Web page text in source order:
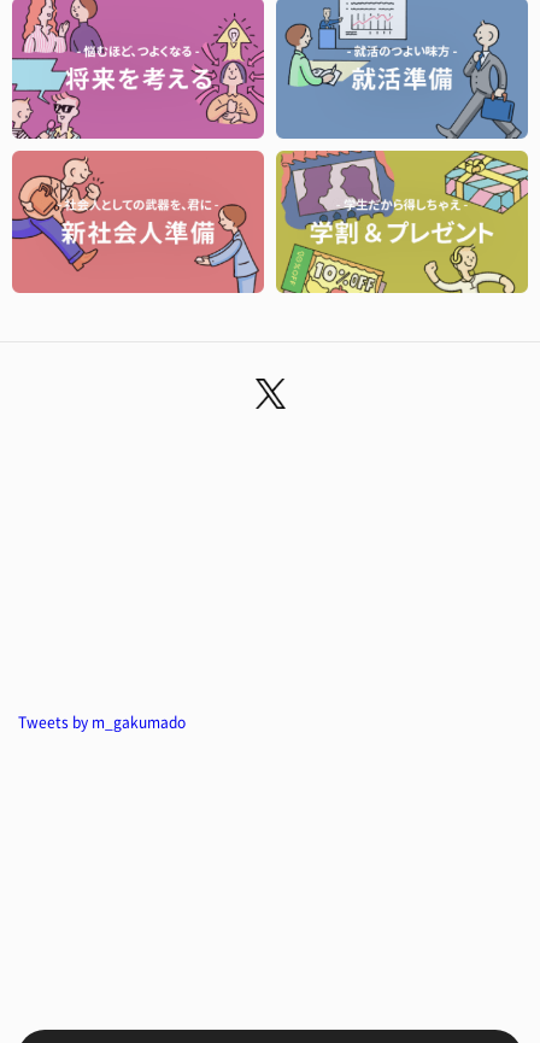
Tweets by m_gakumado